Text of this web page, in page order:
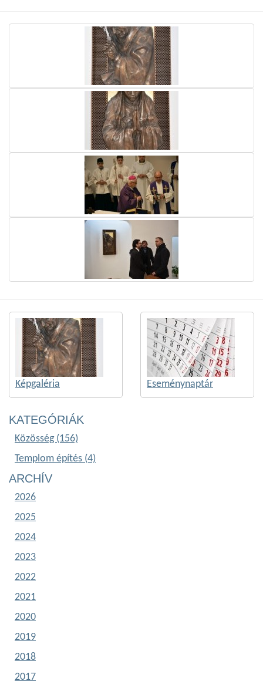
Képgaléria Eseménynaptár
KATEGÓRIÁK
Közösség (156)
Templom építés (4)
ARCHÍV
2026
2025
2024
2023
2022
2021
2020
2019
2018
2017